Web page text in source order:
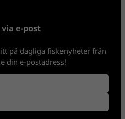
e-post
på dagliga fiskenyheter från
din e-postadress!